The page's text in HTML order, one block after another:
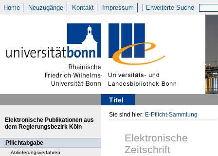
Home Neuzugänge Kontakt Impressum Erweiterte Suche
Titel
Elektronische Publikationen aus
dem Regierungsbezirk Köln
Pflichtabgabe
Ablieferungsverfahren
Sie sind hier: E-Pflicht-Sammlung
Elektronische
Zeitschrift